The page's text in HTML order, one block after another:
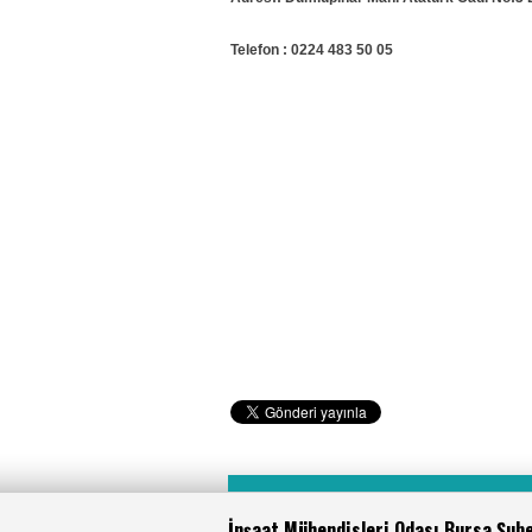
Telefon : 0224 483 50 05